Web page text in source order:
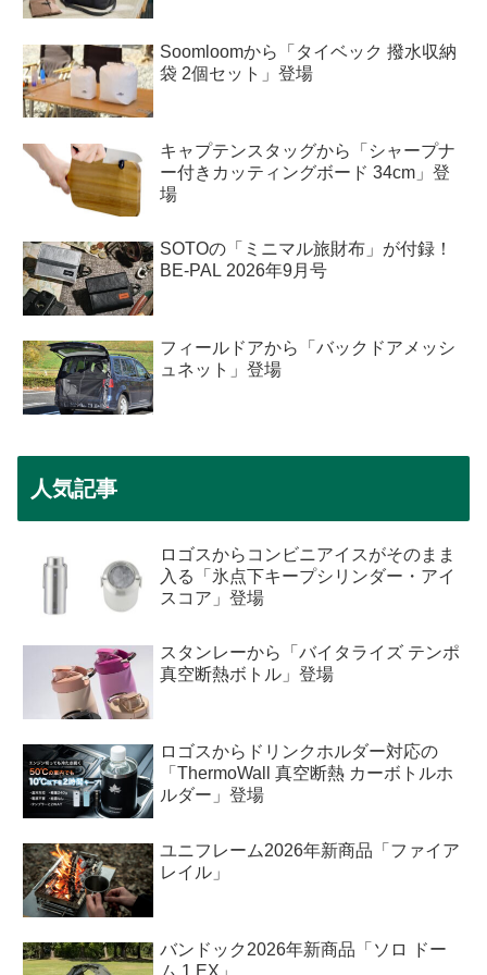
Soomloomから「タイベック 撥水収納
袋 2個セット」登場
キャプテンスタッグから「シャープナ
ー付きカッティングボード 34cm」登
場
SOTOの「ミニマル旅財布」が付録！
BE-PAL 2026年9月号
フィールドアから「バックドアメッシ
ュネット」登場
人気記事
ロゴスからコンビニアイスがそのまま
入る「氷点下キープシリンダー・アイ
スコア」登場
スタンレーから「バイタライズ テンポ
真空断熱ボトル」登場
ロゴスからドリンクホルダー対応の
「ThermoWall 真空断熱 カーボトルホ
ルダー」登場
ユニフレーム2026年新商品「ファイア
レイル」
バンドック2026年新商品「ソロ ドー